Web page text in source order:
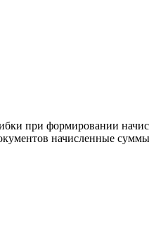
при формировании
начисленные